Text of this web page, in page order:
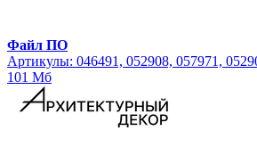
Файл ПО
Артикулы: 046491, 052908, 057971,
101 Мб